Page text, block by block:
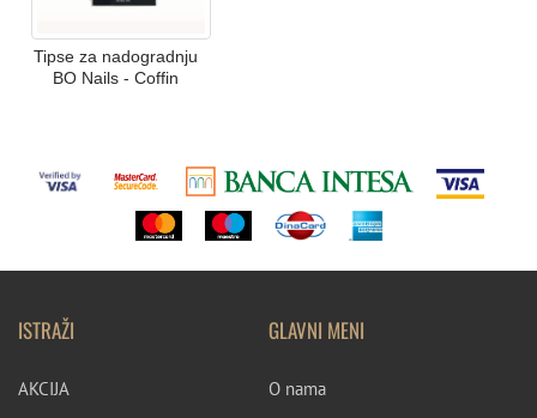
Tipse za nadogradnju
BO Nails - Coffin
ISTRAŽI
AKCIJA
GLAVNI MENI
O nama